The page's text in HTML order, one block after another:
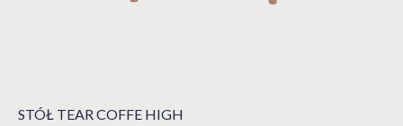
STÓŁ TEAR COFFE HIGH